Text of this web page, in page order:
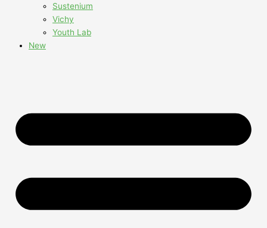
Sustenium
Vichy
Youth Lab
New